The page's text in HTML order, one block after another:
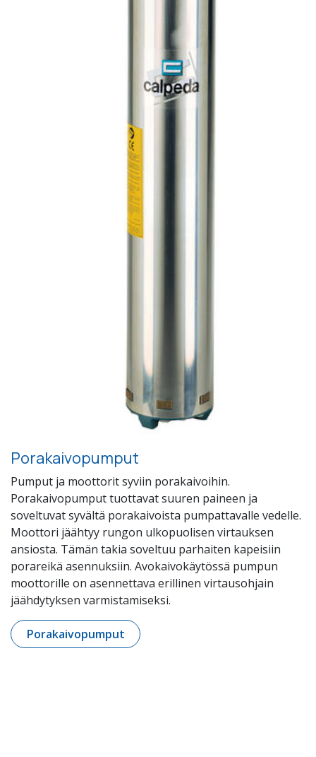
Porakaivopumput
Pumput ja moottorit syviin porakaivoihin.
Porakaivopumput tuottavat suuren paineen ja
soveltuvat syvältä porakaivoista pumpattavalle vedelle.
Moottori jäähtyy rungon ulkopuolisen virtauksen
ansiosta. Tämän takia soveltuu parhaiten kapeisiin
porareikä asennuksiin. Avokaivokäytössä pumpun
moottorille on asennettava erillinen virtausohjain
jäähdytyksen varmistamiseksi.
Porakaivopumput